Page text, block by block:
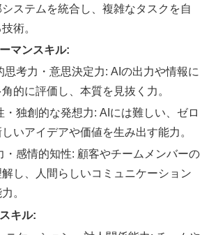
システムを統合し、複雑なタスクを自
術。
マンスキル:
思考力・意思決定力: AIの出力や情報に
的に評価し、本質を見抜く力。
・独創的な発想力: AIには難しい、ゼロ
いアイデアや価値を生み出す能力。
・感情的知性: 顧客やチームメンバーの
し、人間らしいコミュニケーション
。
キル: